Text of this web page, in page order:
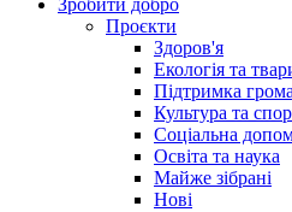
Зробити добро
Проєкти
Здоров'я
Екологія та
Підтримка
Культура та
Соціальна
Освіта та наука
Майже зібрані
Нові